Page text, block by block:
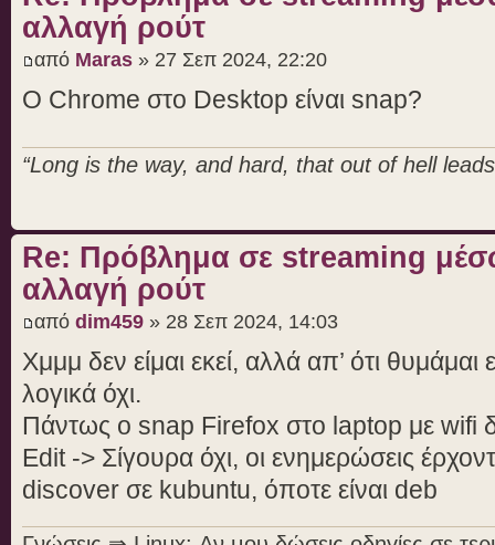
αλλαγή ρούτ
από Maras » 27 Σεπ 2024, 22:20
Ο Chrome στο Desktop είναι snap?
“Long is the way, and hard, that out of hell
Re: Πρόβλημα σε streaming
αλλαγή ρούτ
από dim459 » 28 Σεπ 2024, 14:03
Χμμμ δεν είμαι εκεί, αλλά απ’ ότι θυμάμαι
λογικά όχι.
Πάντως ο snap Firefox στο laptop με wifi
Edit -> Σίγουρα όχι, οι ενημερώσεις
discover σε kubuntu, όποτε είναι deb